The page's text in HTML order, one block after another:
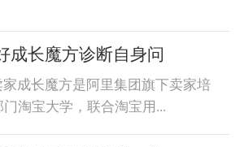
网店起名
成长魔方诊断自身问
成长魔方是阿里集团旗下卖家培
门淘宝大学，联合淘宝用...